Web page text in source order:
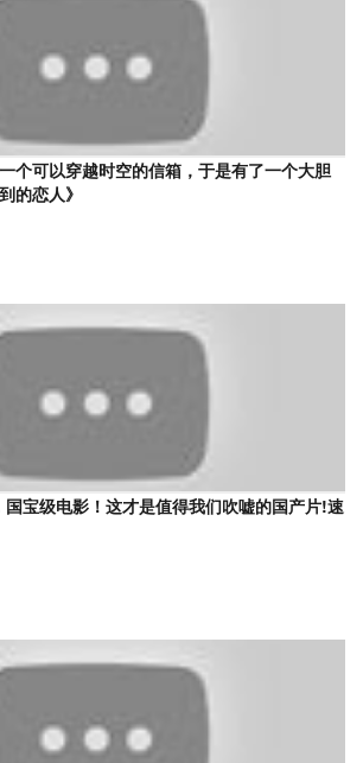
个可以穿越时空的信箱，于是有了一个大胆
的恋人》
国宝级电影！这才是值得我们吹嘘的国产片!速